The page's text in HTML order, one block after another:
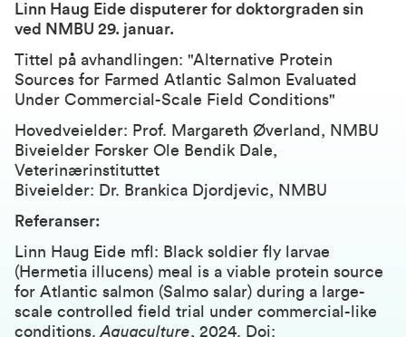
Linn Haug Eide disputerer for doktorgraden sin
ved NMBU 29. januar.
Tittel på avhandlingen: "Alternative Protein
Sources for Farmed Atlantic Salmon Evaluated
Under Commercial-Scale Field Conditions"
Hovedveielder: Prof. Margareth Øverland, NMBU
Biveielder Forsker Ole Bendik Dale,
Veterinærinstituttet
Biveielder: Dr. Brankica Djordjevic, NMBU
Referanser:
Linn Haug Eide mfl: Black soldier fly larvae
(Hermetia illucens) meal is a viable protein source
for Atlantic salmon (Salmo salar) during a large-
scale controlled field trial under commercial-like
conditions.Aquaculture, 2024. Doi: